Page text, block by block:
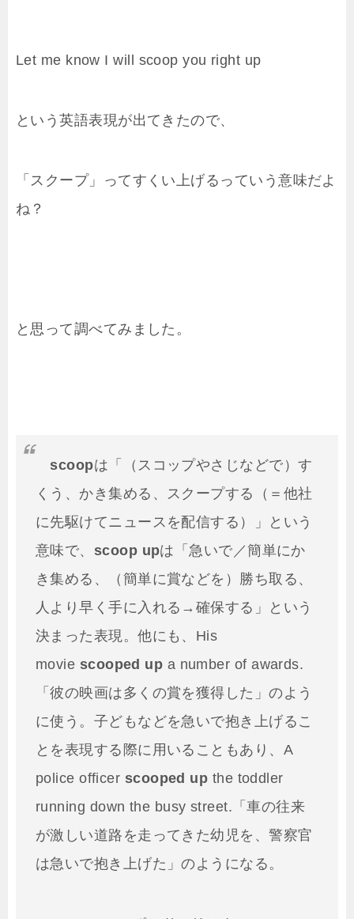
Let me know I will scoop you right up
という英語表現が出てきたので、
「スクープ」ってすくい上げるっていう意味だよ
ね？
と思って調べてみました。
scoopは「（スコップやさじなどで）す
くう、かき集める、スクープする（＝他社
に先駆けてニュースを配信する）」という
意味で、 scoop upは「急いで／簡単にか
き集める、（簡単に賞などを）勝ち取る、
人より早く手に入れる→確保する」という
決まった表現。他にも、His
movie scooped up a number of awards.
「彼の映画は多くの賞を獲得した」のよう
に使う。子どもなどを急いで抱き上げるこ
とを表現する際に用いることもあり、A
police officer scooped up the toddler
running down the busy street.「車の往来
が激しい道路を走ってきた幼児を、警察官
は急いで抱き上げた」のようになる。